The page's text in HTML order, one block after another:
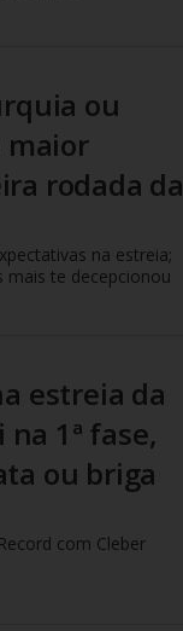
ou
maior
rodada da
na estreia;
mais te decepcionou
estreia da
na 1ª fase,
ou briga
com Cleber